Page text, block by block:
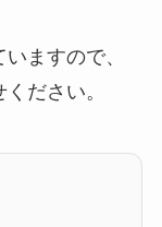
ますので、
ださい。